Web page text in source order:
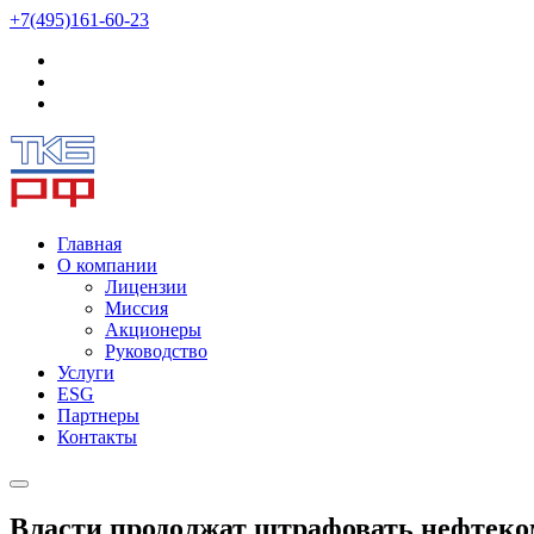
+7(495)161-60-23
Главная
О компании
Лицензии
Миссия
Акционеры
Руководство
Услуги
ESG
Партнеры
Контакты